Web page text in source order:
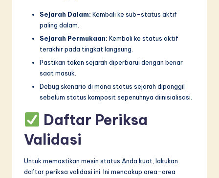
Sejarah Dalam: Kembali ke sub-status aktif
paling dalam.
Sejarah Permukaan: Kembali ke status aktif
terakhir pada tingkat langsung.
Pastikan token sejarah diperbarui dengan benar
saat masuk.
Debug skenario di mana status sejarah dipanggil
sebelum status komposit sepenuhnya diinisialisasi.
Daftar Periksa
Validasi
Untuk memastikan mesin status Anda kuat, lakukan
daftar periksa validasi ini. Ini mencakup area-area